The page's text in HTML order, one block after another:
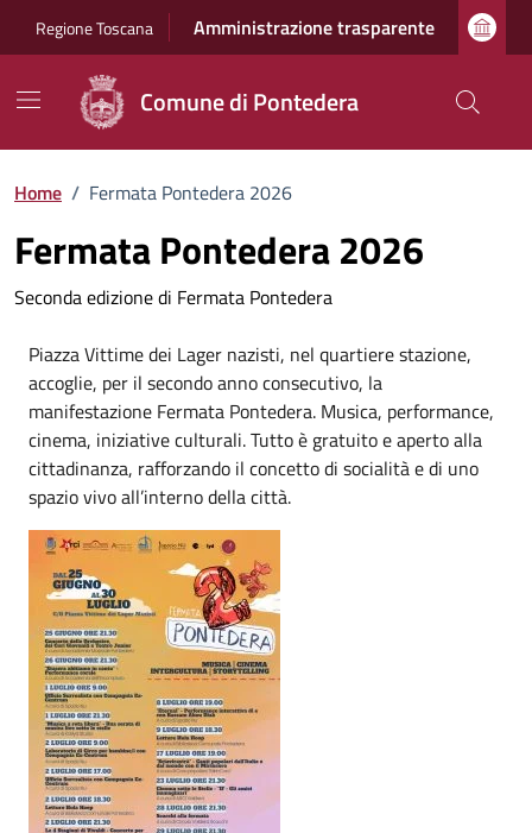
Regione Toscana Amministrazione trasparente
Comune di Pontedera
Home / Fermata Pontedera 2026
Fermata Pontedera 2026
Seconda edizione di Fermata Pontedera
Piazza Vittime dei Lager nazisti, nel quartiere stazione,
accoglie, per il secondo anno consecutivo, la
manifestazione Fermata Pontedera. Musica, performance,
cinema, iniziative culturali. Tutto è gratuito e aperto alla
cittadinanza, rafforzando il concetto di socialità e di uno
spazio vivo all’interno della città.